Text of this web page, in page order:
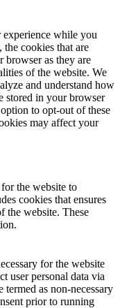
while you
cookies that are
browser as they are
of the website. We
and understand how
stored in your browser
to opt-out of these
may affect your
the website to
cookies that ensures
the website. These
for the website
user personal data via
termed as non-necessary
prior to running